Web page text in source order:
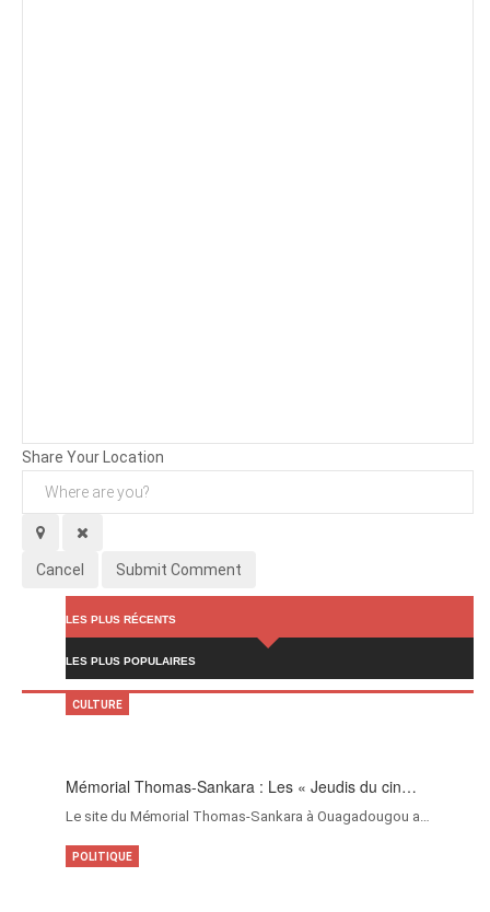
Share Your Location
Cancel Submit Comment
LES PLUS RÉCENTS
LES PLUS POPULAIRES
Mémorial Thomas-Sankara : Les « Jeudis du cin…
Le site du Mémorial Thomas-Sankara à Ouagadougou a…
CULTURE
POLITIQUE